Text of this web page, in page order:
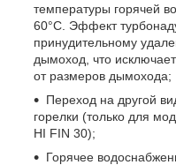
температуры горячей
60°С. Эффект
принудительному
дымоход, что
от размеров дымохода;
Переход на другой
горелки (только для
HI FIN 30);
Горячее